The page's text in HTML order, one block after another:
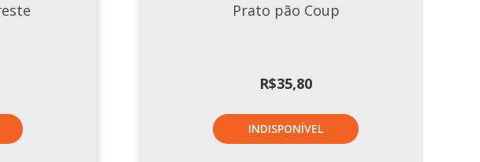
Prato pão Coup
R$35,80
INDISPONÍVEL